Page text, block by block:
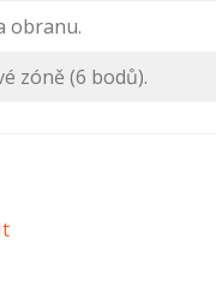
obranu.
zóně (6 bodů).